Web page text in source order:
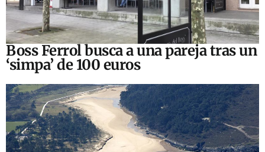
Boss Ferrol busca a una pareja tras un
‘simpa’ de 100 euros